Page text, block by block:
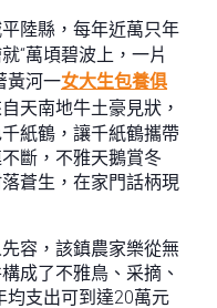
陸縣，每年近萬只年
“萬頃碧波上，一片
黃河一女大生包養俱
天南地牛土豪見狀，
紙鶴，讓千紙鶴攜帶
斷，不雅天鵝賞冬
蒼生，在家門話柄現
容，該鎮農家樂從無
成了不雅鳥、采摘、
均支出可到達20萬元